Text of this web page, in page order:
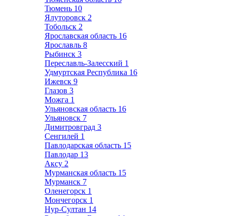
Тюмень 10
Ялуторовск 2
Тобольск 2
Ярославская область 16
Ярославль 8
Рыбинск 3
Переславль-Залесский 1
Удмуртская Республика 16
Ижевск 9
Глазов 3
Можга 1
Ульяновская область 16
Ульяновск 7
Димитровград 3
Сенгилей 1
Павлодарская область 15
Павлодар 13
Аксу 2
Мурманская область 15
Мурманск 7
Оленегорск 1
Мончегорск 1
Нур-Султан 14